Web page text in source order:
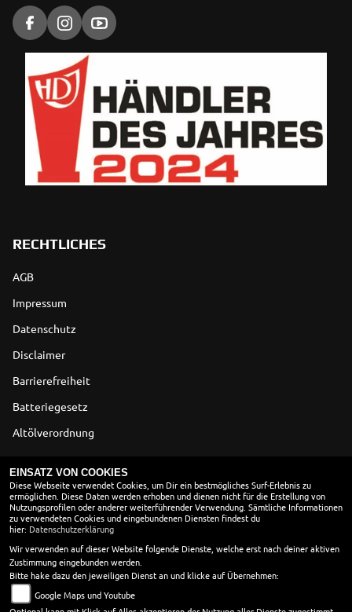
RECHTLICHES
AGB
Impressum
Datenschutz
Disclaimer
Barrierefreiheit
Batteriegesetz
Altölverordnung
ÖFFNUNGSZEITEN
ÖFFNUNGSZEITEN
Montag:
10:00 - 18:00
Dienstag:
10:00 - 18:00
Mittwoch:
10:00 - 18:00
Donnerstag:
10:00 - 18:00
Freitag:
10:00 - 18:00
EINSATZ VON COOKIES
Diese Webseite verwendet Cookies, um Dir ein bestmögliches Surf-Erlebnis zu
ermöglichen. Diese Daten werden erhoben und dienen nicht für die Erstellung von
Nutzungsprofilen oder anderer weiterführender Verwendung. Sämtliche Informationen
zu verwendeten Cookies und eingebundenen Diensten findest du
hier: Datenschutzerklärung
Wir verwenden auf dieser Website folgende Dienste, welche erst nach deiner aktiven
Zustimmung eingebunden werden.
Bitte hake dazu den jeweiligen Dienst an und klicke auf Übernehmen:
Google Maps und Youtube